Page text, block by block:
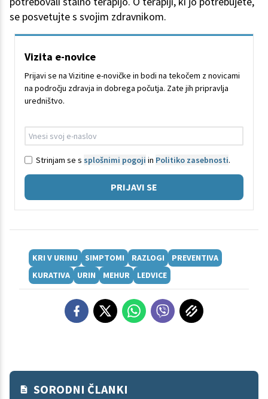
se posvetujte s svojim zdravnikom.
Vizita e-novice
Prijavi se na Vizitine e-novičke in bodi na tekočem z novicami
na področju zdravja in dobrega počutja. Zate jih pripravlja
uredništvo.
Strinjam se s splošnimi pogoji in Politiko zasebnosti.
PRIJAVI SE
KRI V URINU SIMPTOMI RAZLOGI
PREVENTIVA
KURATIVA
URIN MEHUR LEDVICE
SORODNI ČLANKI